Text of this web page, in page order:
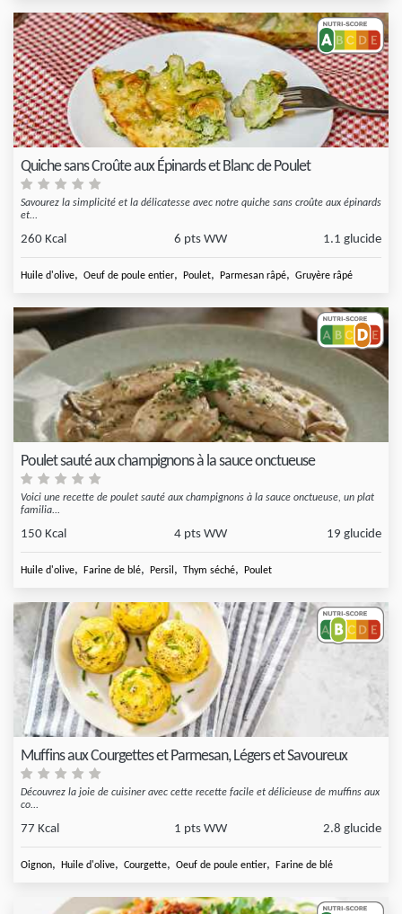
Quiche sans Croûte aux Épinards et Blanc de Poulet
Savourez la simplicité et la délicatesse avec notre quiche sans croûte aux épinards
et...
260 Kcal 6 pts WW 1.1 glucide
Huile d'olive, Oeuf de poule entier, Poulet, Parmesan râpé, Gruyère râpé
Poulet sauté aux champignons à la sauce onctueuse
Voici une recette de poulet sauté aux champignons à la sauce onctueuse, un plat
familia...
150 Kcal 4 pts WW 19 glucide
Huile d'olive, Farine de blé, Persil , Thym séché, Poulet
Muffins aux Courgettes et Parmesan, Légers et Savoureux
Découvrez la joie de cuisiner avec cette recette facile et délicieuse de muffins aux
co...
77 Kcal 1 pts WW 2.8 glucide
Oignon, Huile d'olive, Courgette, Oeuf de poule entier, Farine de blé